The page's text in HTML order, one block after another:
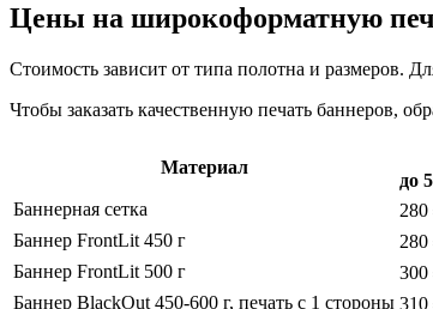
Цены на широкоформатную
Стоимость зависит от типа полотна и размеров.
Чтобы заказать качественную печать баннеров,
Материал
до
Баннерная сетка
280
Баннер FrontLit 450 г
280
Баннер FrontLit 500 г
300
Баннер BlackOut 450-600 г, печать с 1 стороны 310